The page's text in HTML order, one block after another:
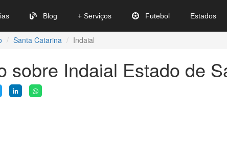
Blog + Serviços Futebol Estados
Santa Catarina Indaial
sobre Indaial Estado de